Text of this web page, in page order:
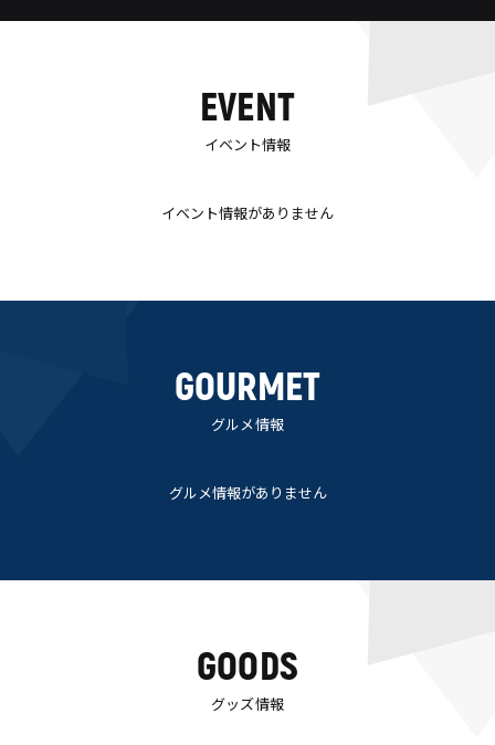
EVENT
イベント情報
イベント情報がありません
GOURMET
グルメ情報
グルメ情報がありません
GOODS
グッズ情報